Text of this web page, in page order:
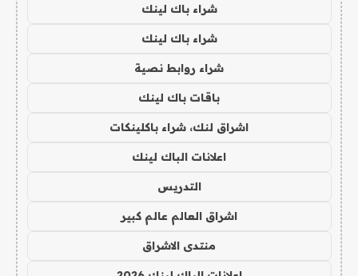
شراء باك لينك
شراء باك لينك
شراء روابط نصية
باقات باك لينك
اشراق لنك، شراء باكلينكات
اعلانات الباك لينك
التدريس
اشراق العالم عالم كبير
منتدى الاشراق